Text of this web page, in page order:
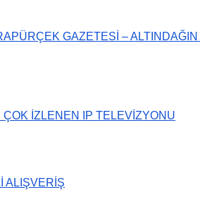
GAZETESİ – ALTINDAĞIN
İZLENEN IP TELEVİZYONU
ALIŞVERİŞ